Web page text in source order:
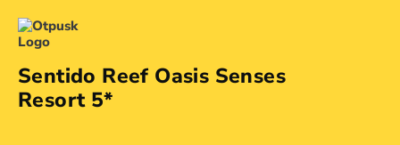
Sentido Reef Oasis Senses
Resort 5*